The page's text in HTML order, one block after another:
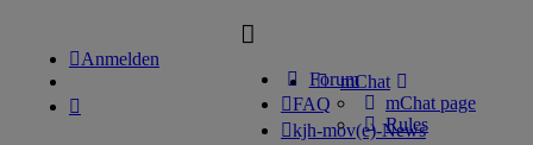
Forum
FAQ
kjh-mov(e)-News
Anmelden
mChat
mChat page
Rules